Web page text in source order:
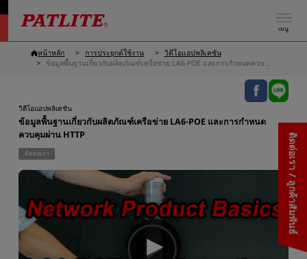
เมนู
ติดต่อเรา / ลูกค้าสัมพันธ์
หน้าหลัก การประยุกต์ใช้งาน
วิดีโอแอปพลิเคชัน
ข้อมูลพื้นฐานเกี่ยวกับผลิตภัณฑ์เครือข่าย LA6-POE และการกำหนดควบคุมผ่าน HTTP
วิดีโอแอปพลิเคชัน
ข้อมูลพื้นฐานเกี่ยวกับผลิตภัณฑ์เครือข่าย LA6-POE และการกำหนด
ควบคุมผ่าน HTTP
ติดต่อเรา
▶